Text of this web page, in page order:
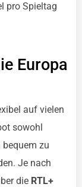
pro Spieltag
Europa
auf vielen
sowohl
zu
Je nach
die RTL+